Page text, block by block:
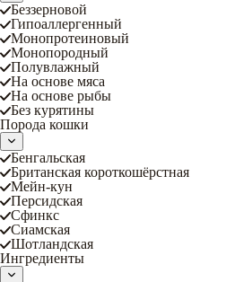
Беззерновой
Гипоаллергенный
Монопротеиновый
Монопородный
Полувлажный
На основе мяса
На основе рыбы
Без курятины
Порода кошки
Бенгальская
Британская короткошёрстная
Мейн-кун
Персидская
Сфинкс
Сиамская
Шотландская
Ингредиенты